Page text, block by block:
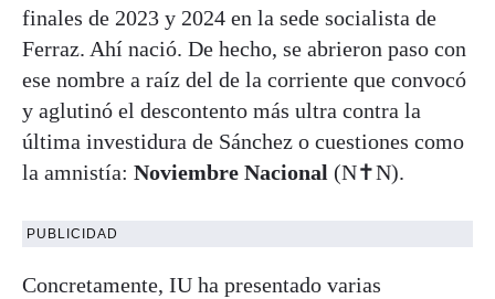
finales de 2023 y 2024 en la sede socialista de
Ferraz. Ahí nació. De hecho, se abrieron paso con
ese nombre a raíz del de la corriente que convocó
y aglutinó el descontento más ultra contra la
última investidura de Sánchez o cuestiones como
la amnistía: Noviembre Nacional (N✝N).
PUBLICIDAD
Concretamente, IU ha presentado varias